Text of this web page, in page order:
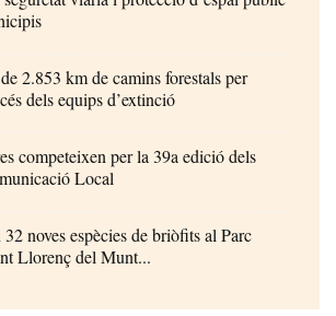
2.853 km de camins forestals per
dels equips d’extinció
competeixen per la 39a edició dels
Local
noves espècies de briòfits al Parc
Llorenç del Munt...